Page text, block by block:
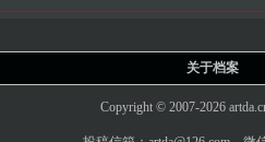
关于档案
Copyright © 2007-2026